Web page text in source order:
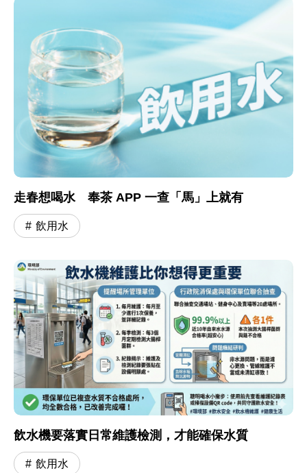
走春想喝水 奉茶 APP 一查「馬」上就有
飲用水
飲水機要落實日常維護檢測，才能確保水質
飲用水